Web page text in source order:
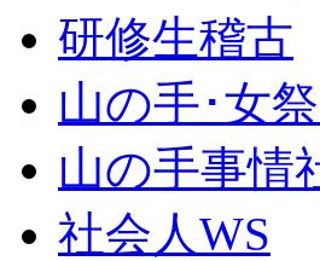
研修生稽古
山の手･女
山の手事情
社会人WS